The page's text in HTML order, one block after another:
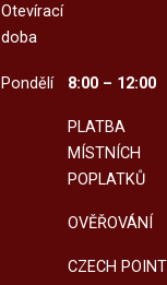
Otevírací
doba
Pondělí 8:00 – 12:00
PLATBA
MÍSTNÍCH
POPLATKŮ
OVĚŘOVÁNÍ
CZECH POINT